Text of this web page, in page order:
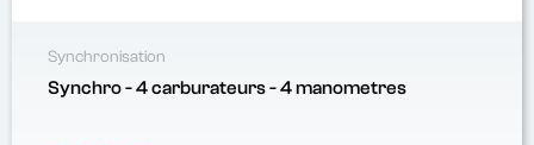
Synchronisation
Synchro - 4 carburateurs - 4 manometres